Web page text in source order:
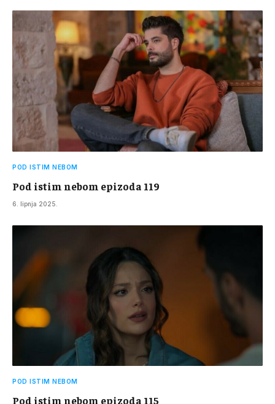
POD ISTIM NEBOM
Pod istim nebom epizoda 119
6. lipnja 2025.
POD ISTIM NEBOM
Pod istim nebom epizoda 115